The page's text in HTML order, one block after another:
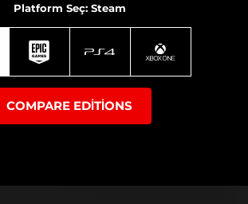
Platform Seç: Steam
COMPARE EDITIONS